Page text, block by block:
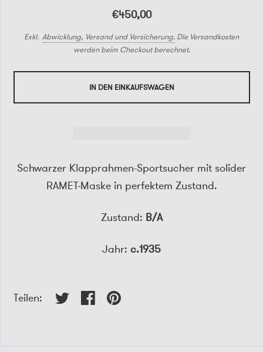
€450,00
Exkl.Abwicklung, Versand und Versicherung. Die Versandkosten
werden beim Checkout berechnet.
IN DEN EINKAUFSWAGEN
Schwarzer Klapprahmen-Sportsucher mit solider
RAMET-Maske in perfektem Zustand.
Zustand: B/A
Jahr:c.1935
Teilen: